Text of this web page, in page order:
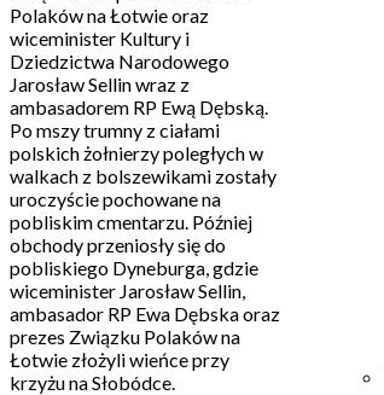
Polaków na Łotwie oraz
wiceminister Kultury i
Dziedzictwa Narodowego
Jarosław Sellin wraz z
ambasadorem RP Ewą Dębską.
Po mszy trumny z ciałami
polskich żołnierzy poległych w
walkach z bolszewikami zostały
uroczyście pochowane na
pobliskim cmentarzu. Później
obchody przeniosły się do
pobliskiego Dyneburga, gdzie
wiceminister Jarosław Sellin,
ambasador RP Ewa Dębska oraz
prezes Związku Polaków na
Łotwie złożyli wieńce przy
krzyżu na Słobódce.